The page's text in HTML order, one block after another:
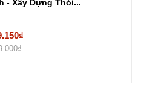
- Xây Dựng Thói...